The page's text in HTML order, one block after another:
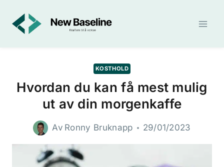
content
KOSTHOLD
Hvordan du kan få mest mulig
ut av din morgenkaffe
Av Ronny Bruknapp 29/01/2023